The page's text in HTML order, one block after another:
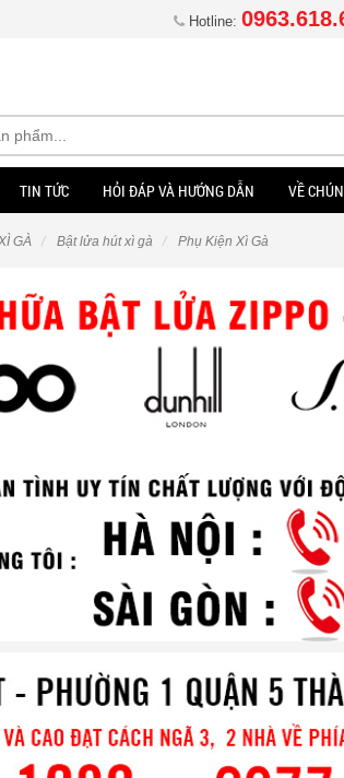
Hotline:
TIN TỨC HỎI ĐÁP VÀ HƯỚNG DẪN VỀ
GÀ Bật lửa hút xì gà Phụ Kiện Xì Gà